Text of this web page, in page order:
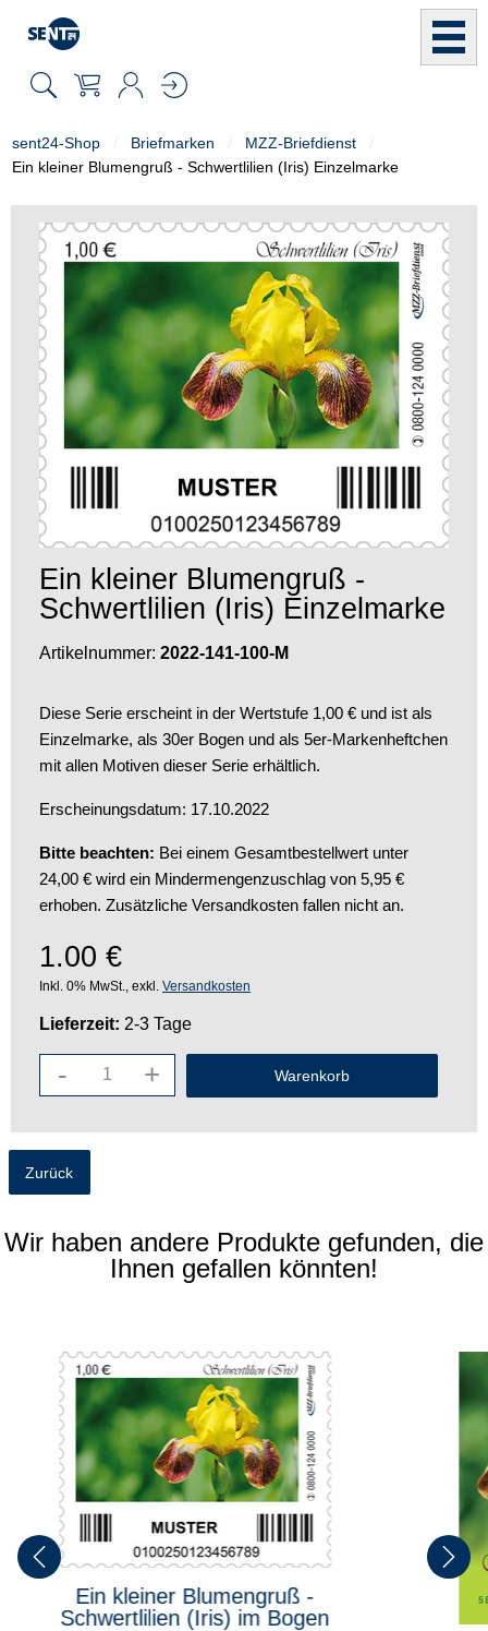
sent24-Shop Briefmarken
MZZ-Briefdienst
Ein kleiner Blumengruß - Schwertlilien (Iris) Einzelmarke
Ein kleiner Blumengruß -
Schwertlilien (Iris) Einzelmarke
Artikelnummer: 2022-141-100-M
Diese Serie erscheint in der Wertstufe 1,00 € und ist als
Einzelmarke, als 30er Bogen und als 5er-Markenheftchen
mit allen Motiven dieser Serie erhältlich.
Erscheinungsdatum: 17.10.2022
Bitte beachten: Bei einem Gesamtbestellwert unter
24,00 € wird ein Mindermengenzuschlag von 5,95 €
erhoben. Zusätzliche Versandkosten fallen nicht an.
1.00 €
Inkl. 0% MwSt., exkl. Versandkosten
Lieferzeit: 2-3 Tage
- +
Zurück
Wir haben andere Produkte gefunden, die
Ihnen gefallen könnten!
Ein kleiner Blumengruß -
Schwertlilien (Iris) im Bogen